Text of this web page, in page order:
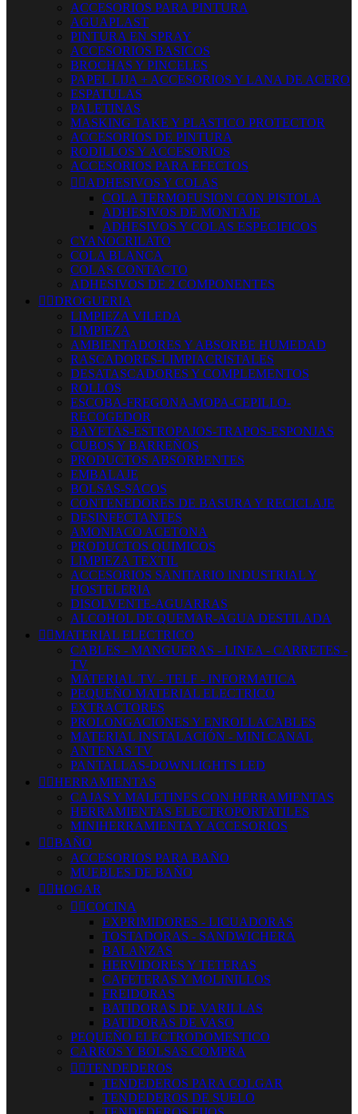
ACCESORIOS PARA PINTURA
AGUAPLAST
PINTURA EN SPRAY
ACCESORIOS BASICOS
BROCHAS Y PINCELES
PAPEL LIJA + ACCESORIOS Y LANA DE ACERO
ESPATULAS
PALETINAS
MASKING TAKE Y PLASTICO PROTECTOR
ACCESORIOS DE PINTURA
RODILLOS Y ACCESORIOS
ACCESORIOS PARA EFECTOS
 ADHESIVOS Y COLAS
COLA TERMOFUSION CON PISTOLA
ADHESIVOS DE MONTAJE
ADHESIVOS Y COLAS ESPECIFICOS
CYANOCRILATO
COLA BLANCA
COLAS CONTACTO
ADHESIVOS DE 2 COMPONENTES
 DROGUERIA
LIMPIEZA VILEDA
LIMPIEZA
AMBIENTADORES Y ABSORBE HUMEDAD
RASCADORES-LIMPIACRISTALES
DESATASCADORES Y COMPLEMENTOS
ROLLOS
ESCOBA-FREGONA-MOPA-CEPILLO-
RECOGEDOR
BAYETAS-ESTROPAJOS-TRAPOS-ESPONJAS
CUBOS Y BARREÑOS
PRODUCTOS ABSORBENTES
EMBALAJE
BOLSAS-SACOS
CONTENEDORES DE BASURA Y RECICLAJE
DESINFECTANTES
AMONIACO ACETONA
PRODUCTOS QUIMICOS
LIMPIEZA TEXTIL
ACCESORIOS SANITARIO INDUSTRIAL Y
HOSTELERIA
DISOLVENTE-AGUARRAS
ALCOHOL DE QUEMAR-AGUA DESTILADA
 MATERIAL ELECTRICO
CABLES - MANGUERAS - LINEA - CARRETES -
TV
MATERIAL TV - TELF - INFORMATICA
PEQUEÑO MATERIAL ELECTRICO
EXTRACTORES
PROLONGACIONES Y ENROLLACABLES
MATERIAL INSTALACIÓN - MINI CANAL
ANTENAS TV
PANTALLAS-DOWNLIGHTS LED
 HERRAMIENTAS
CAJAS Y MALETINES CON HERRAMIENTAS
HERRAMIENTAS ELECTROPORTATILES
MINIHERRAMIENTA Y ACCESORIOS
 BAÑO
ACCESORIOS PARA BAÑO
MUEBLES DE BAÑO
 HOGAR
 COCINA
EXPRIMIDORES - LICUADORAS
TOSTADORAS - SANDWICHERA
BALANZAS
HERVIDORES Y TETERAS
CAFETERAS Y MOLINILLOS
FREIDORAS
BATIDORAS DE VARILLAS
BATIDORAS DE VASO
PEQUEÑO ELECTRODOMESTICO
CARROS Y BOLSAS COMPRA
 TENDEDEROS
TENDEDEROS PARA COLGAR
TENDEDEROS DE SUELO